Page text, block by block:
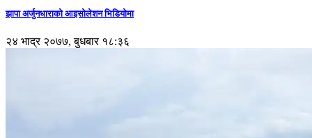
झापा अर्जुनधाराको आइसोलेशन भिडियोमा
२४ भाद्र २०७७, बुधबार १८:३६